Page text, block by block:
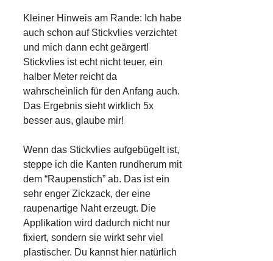
Kleiner Hinweis am Rande: Ich habe
auch schon auf Stickvlies verzichtet
und mich dann echt geärgert!
Stickvlies ist echt nicht teuer, ein
halber Meter reicht da
wahrscheinlich für den Anfang auch.
Das Ergebnis sieht wirklich 5x
besser aus, glaube mir!
Wenn das Stickvlies aufgebügelt ist,
steppe ich die Kanten rundherum mit
dem “Raupenstich” ab. Das ist ein
sehr enger Zickzack, der eine
raupenartige Naht erzeugt. Die
Applikation wird dadurch nicht nur
fixiert, sondern sie wirkt sehr viel
plastischer. Du kannst hier natürlich